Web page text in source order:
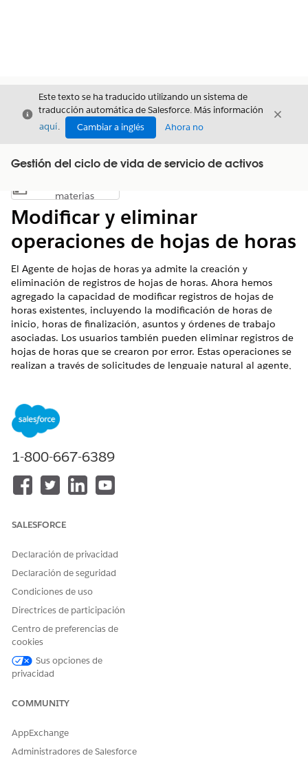
Cerrar
Este texto se ha traducido utilizando un sistema de
traducción automática de Salesforce. Más información
aquí. Cambiar a inglés Ahora no
Cerrar
Gestión del ciclo de vida de servicio de activos
Mostrar índice de materias
materias
Modificar y eliminar
operaciones de hojas de horas
El Agente de hojas de horas ya admite la creación y
eliminación de registros de hojas de horas. Ahora hemos
agregado la capacidad de modificar registros de hojas de
horas existentes, incluyendo la modificación de horas de
inicio, horas de finalización, asuntos y órdenes de trabajo
asociadas. Los usuarios también pueden eliminar registros de
hojas de horas que se crearon por error. Estas operaciones se
realizan a través de solicitudes de lenguaje natural al agente,
¿RESOLVIÓ ESTE ARTÍCULO SU PROBLEMA?
1-800-667-6389
SALESFORCE
Declaración de privacidad
Declaración de seguridad
Condiciones de uso
Directrices de participación
Centro de preferencias de
cookies
Sus opciones de
privacidad
COMMUNITY
AppExchange
Administradores de Salesforce